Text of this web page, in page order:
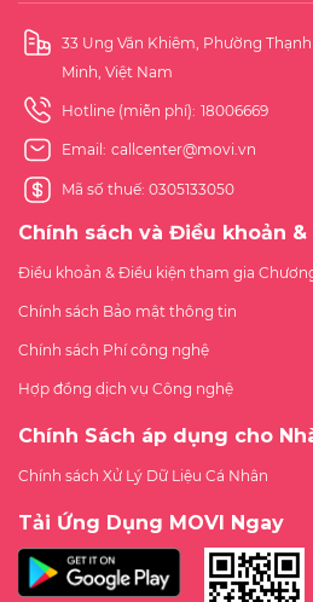
33 Ung Văn Khiêm, Phường
Minh, Việt Nam
Hotline (miễn phí): 18006669
Email: callcenter@movi.vn
Mã số thuế: 0305133050
Chính sách và Điều khoản
Điều khoản & Điều kiện tham gia
Chính sách Bảo mật thông tin
Chính sách Phí công nghệ
Hợp đồng dịch vụ Công nghệ
Chính Sách áp dụng cho
Chính sách Xử Lý Dữ Liệu Cá Nhân
Tải Ứng Dụng MOVI Ngay